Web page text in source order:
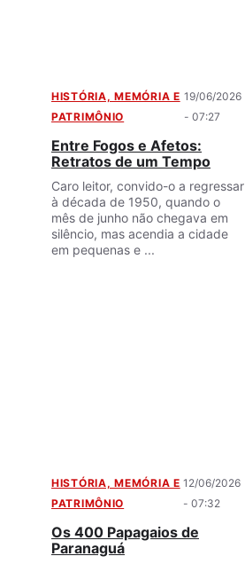
HISTÓRIA, MEMÓRIA E
PATRIMÔNIO
19/06/2026
- 07:27
Entre Fogos e Afetos:
Retratos de um Tempo
Caro leitor, convido-o a regressar
à década de 1950, quando o
mês de junho não chegava em
silêncio, mas acendia a cidade
em pequenas e ...
HISTÓRIA, MEMÓRIA E
PATRIMÔNIO
12/06/2026
- 07:32
Os 400 Papagaios de
Paranaguá